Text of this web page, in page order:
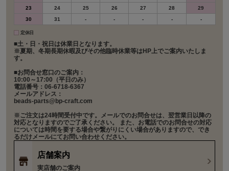
23
24 25 26 27 28
29
30
31 - - - - -
定休日
■土・日・祝日は休業日となります。
※夏期、冬期長期休暇及びその他臨時休業等はHP上でご案内いたしま
す。
■お問合せ窓口のご案内：
10:00～17:00（平日のみ）
電話番号：06-6718-6367
メールアドレス：
beads-parts@bp-craft.com
※ご注文は24時間受付中です。メールでのお問合せは、翌営業日以降の
対応となりますのでご了承ください。 また、お電話でのお問合せの対応
については時間を要する場合や繋がりにくい場合がありますので、でき
るだけメールにてお問い合わせください。
店舗案内
実店舗のご案内